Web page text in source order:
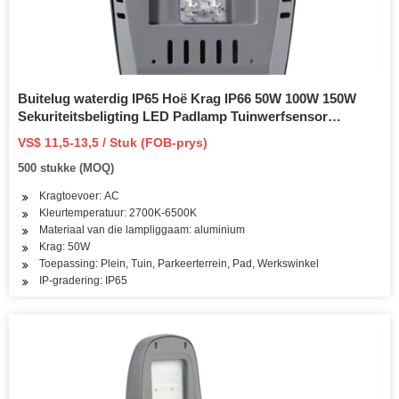
Buitelug waterdig IP65 Hoë Krag IP66 50W 100W 150W
Sekuriteitsbeligting LED Padlamp Tuinwerfsensor
Sonkrag of Hoof LED Straatlig
VS$ 11,5-13,5 / Stuk (FOB-prys)
500 stukke (MOQ)
Kragtoevoer: AC
Kleurtemperatuur: 2700K-6500K
Materiaal van die lampliggaam: aluminium
Krag: 50W
Toepassing: Plein, Tuin, Parkeerterrein, Pad, Werkswinkel
IP-gradering: IP65